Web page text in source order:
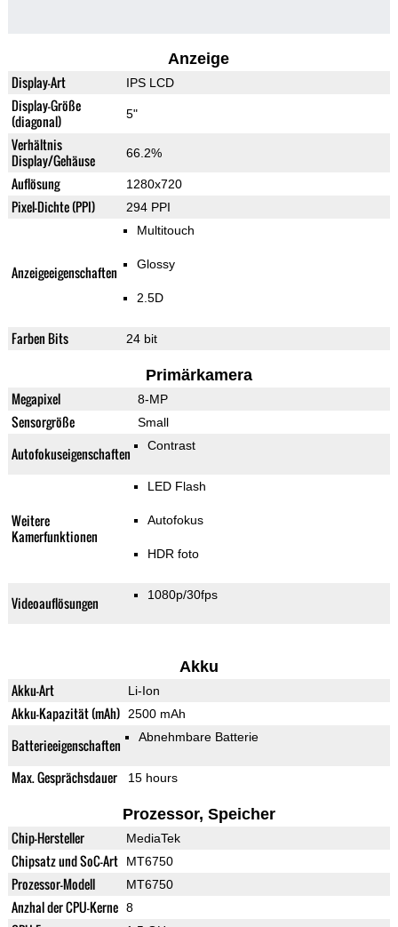
Anzeige
Display-Art IPS LCD
Display-Größe
(diagonal)
5"
Verhältnis
Display/Gehäuse
66.2%
Auflösung 1280x720
Pixel-Dichte (PPI) 294 PPI
Anzeigeeigenschaften
Multitouch
Glossy
2.5D
Farben Bits 24 bit
Primärkamera
Megapixel 8-MP
Sensorgröße Small
Autofokuseigenschaften Contrast
Weitere
Kamerfunktionen
LED Flash
Autofokus
HDR foto
Videoauflösungen 1080p/30fps
Akku
Akku-Art Li-Ion
Akku-Kapazität (mAh) 2500 mAh
Batterieeigenschaften Abnehmbare Batterie
Max. Gesprächsdauer 15 hours
Prozessor, Speicher
Chip-Hersteller MediaTek
Chipsatz und SoC-Art MT6750
Prozessor-Modell MT6750
Anzhal der CPU-Kerne 8